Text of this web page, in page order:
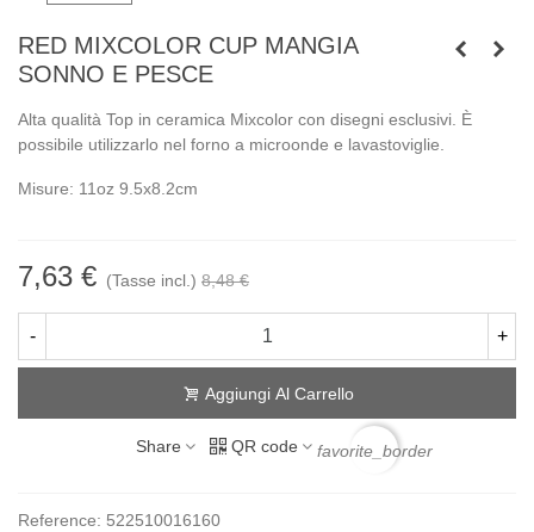
RED MIXCOLOR CUP MANGIA
SONNO E PESCE
Alta qualità Top in ceramica Mixcolor con disegni esclusivi. È
possibile utilizzarlo nel forno a microonde e lavastoviglie.
Misure: 11oz 9.5x8.2cm
7,63 € (Tasse incl.) 8,48 €
- +
Aggiungi Al Carrello
Share QR code favorite_border
Reference: 522510016160